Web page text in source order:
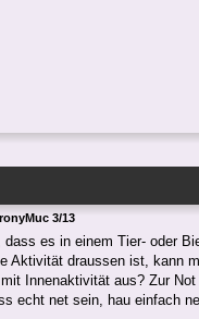
3/13
dass es in einem Tier- oder
Aktivität draussen ist, kann
Innenaktivität aus? Zur
echt net sein, hau einfach